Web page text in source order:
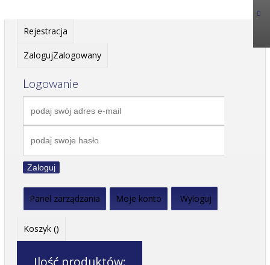
Rejestracja
ZalogujZalogowany
Logowanie
Zaloguj
Panel zarządzania Moje konto Wyloguj
Koszyk ()
Ilość produktów: